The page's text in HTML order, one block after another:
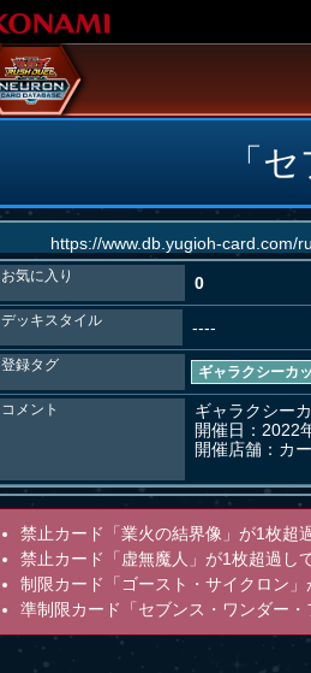
「
お気に入り 0
デッキスタイル ----
登録タグ ギャラクシーカ
コメント
ギャラクシー
開催日：2022
開催店舗：カ
禁止カード「業火の結界像」が1枚超
禁止カード「虚無魔人」が1枚超過し
制限カード「ゴースト・サイクロン」
準制限カード「セブンス・ワンダー